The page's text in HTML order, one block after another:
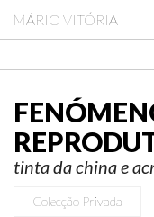
MÁRIO VITÓRIA
tinta da china e
Colecção Privada